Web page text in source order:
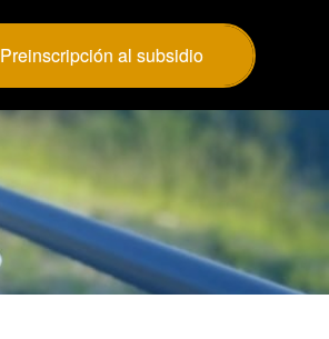
Preinscripción al subsidio